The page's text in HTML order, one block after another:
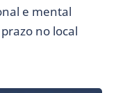
e mental
no local